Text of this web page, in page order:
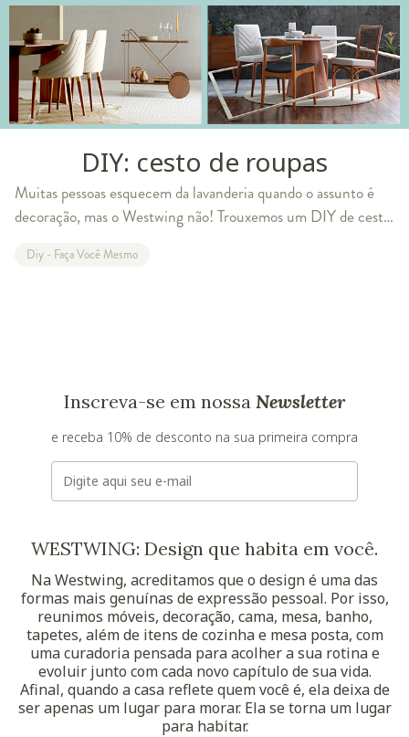
DIY: cesto de roupas
Muitas pessoas esquecem da lavanderia quando o assunto é
decoração, mas o Westwing não! Trouxemos um DIY de cesto
modelo que você já tem em cas
Diy - Faça Você Mesmo
Inscreva-se em nossa Newsletter
e receba 10% de desconto na sua primeira compra
E-mail
WESTWING: Design que habita em você.
Na Westwing, acreditamos que o design é uma das
formas mais genuínas de expressão pessoal. Por isso,
reunimos móveis, decoração, cama, mesa, banho,
tapetes, além de itens de cozinha e mesa posta, com
uma curadoria pensada para acolher a sua rotina e
evoluir junto com cada novo capítulo de sua vida.
Afinal, quando a casa reflete quem você é, ela deixa de
ser apenas um lugar para morar. Ela se torna um lugar
para habitar.